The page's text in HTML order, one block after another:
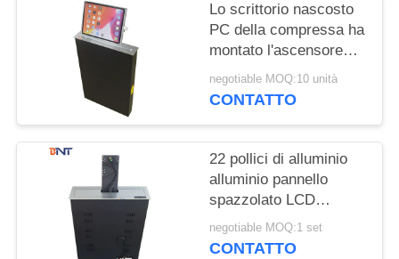
Lo scrittorio nascosto
PC della compressa ha
montato l'ascensore
motorizzato del monitor
dell'affissione a cristalli
negotiable MOQ:10 unità
CONTATTO
22 pollici di alluminio
alluminio pannello
spazzolato LCD
ascensore motorizzato
con RS232 central
negotiable MOQ:1 set
CONTATTO